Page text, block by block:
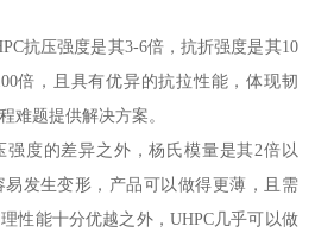
抗压强度是其3-6倍，抗折强度是其10
倍，且具有优异的抗拉性能，体现韧
难题提供解决方案。
度的差异之外，杨氏模量是其2倍以
易发生变形，产品可以做得更薄，且需
性能十分优越之外，UHPC几乎可以做